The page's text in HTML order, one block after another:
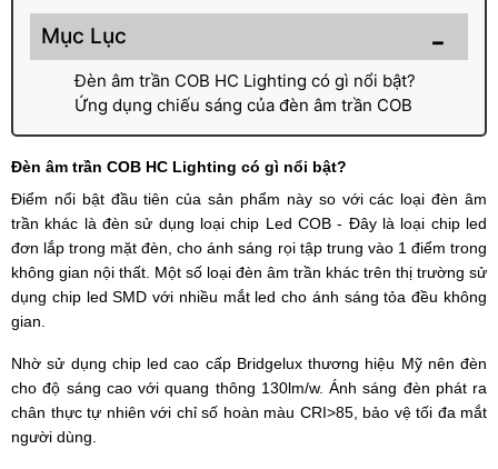
Mục Lục
Đèn âm trần COB HC Lighting có gì nổi bật?
Ứng dụng chiếu sáng của đèn âm trần COB
Đèn âm trần COB HC Lighting có gì nổi bật?
Điểm nổi bật đầu tiên của sản phẩm này so với các loại đèn âm
trần khác là đèn sử dụng loại chip Led COB - Đây là loại chip led
đơn lắp trong mặt đèn, cho ánh sáng rọi tập trung vào 1 điểm trong
không gian nội thất. Một số loại đèn âm trần khác trên thị trường sử
dụng chip led SMD với nhiều mắt led cho ánh sáng tỏa đều không
gian.
Nhờ sử dụng chip led cao cấp Bridgelux thương hiệu Mỹ nên đèn
cho độ sáng cao với quang thông 130lm/w. Ánh sáng đèn phát ra
chân thực tự nhiên với chỉ số hoàn màu CRI>85, bảo vệ tối đa mắt
người dùng.